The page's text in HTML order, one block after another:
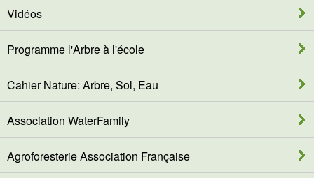
Vidéos
Programme l'Arbre à l'école
Cahier Nature: Arbre, Sol, Eau
Association WaterFamily
Agroforesterie Association Française